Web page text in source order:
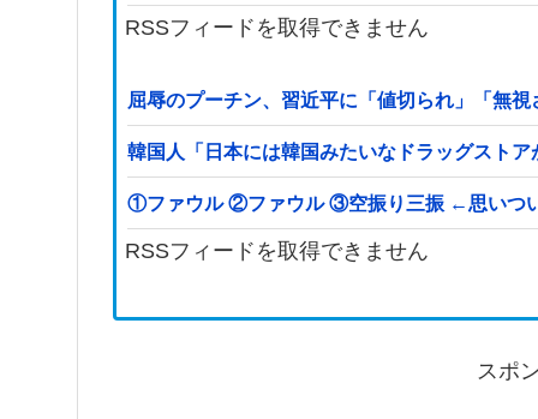
RSSフィードを取得できません
屈辱のプーチン、習近平に「値切られ」「無
韓国人「日本には韓国みたいなドラッグスト
①ファウル ②ファウル ③空振り三振 ←
RSSフィードを取得できません
スポ